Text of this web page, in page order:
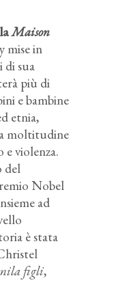
Maison
mise in
di sua
più di
e bambine
etnia,
moltitudine
e violenza.
del
Nobel
ad
è stata
figli,